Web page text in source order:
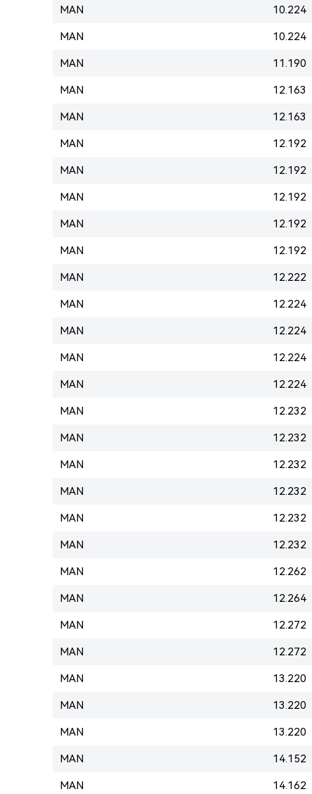
MAN 10.224
MAN 10.224
MAN 11.190
MAN 12.163
MAN 12.163
MAN 12.192
MAN 12.192
MAN 12.192
MAN 12.192
MAN 12.192
MAN 12.222
MAN 12.224
MAN 12.224
MAN 12.224
MAN 12.224
MAN 12.232
MAN 12.232
MAN 12.232
MAN 12.232
MAN 12.232
MAN 12.232
MAN 12.262
MAN 12.264
MAN 12.272
MAN 12.272
MAN 13.220
MAN 13.220
MAN 13.220
MAN 14.152
MAN 14.162